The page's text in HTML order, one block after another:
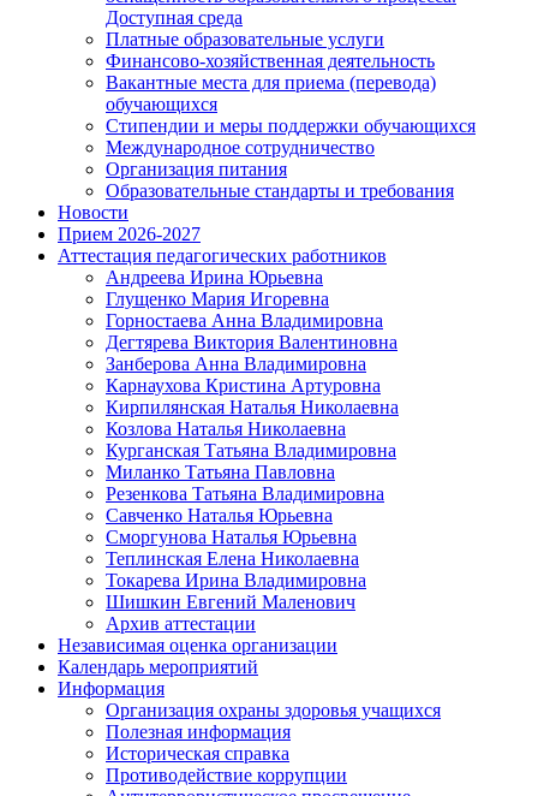
Доступная среда
Платные образовательные услуги
Финансово-хозяйственная деятельность
Вакантные места для приема (перевода)
обучающихся
Стипендии и меры поддержки обучающихся
Международное сотрудничество
Организация питания
Образовательные стандарты и требования
Новости
Прием 2026-2027
Аттестация педагогических работников
Андреева Ирина Юрьевна
Глущенко Мария Игоревна
Горностаева Анна Владимировна
Дегтярева Виктория Валентиновна
Занберова Анна Владимировна
Карнаухова Кристина Артуровна
Кирпилянская Наталья Николаевна
Козлова Наталья Николаевна
Курганская Татьяна Владимировна
Миланко Татьяна Павловна
Резенкова Татьяна Владимировна
Савченко Наталья Юрьевна
Сморгунова Наталья Юрьевна
Теплинская Елена Николаевна
Токарева Ирина Владимировна
Шишкин Евгений Маленович
Архив аттестации
Независимая оценка организации
Календарь мероприятий
Информация
Организация охраны здоровья учащихся
Полезная информация
Историческая справка
Противодействие коррупции